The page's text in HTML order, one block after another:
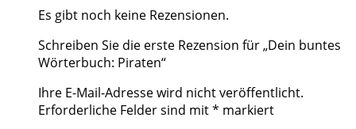
Es gibt noch keine Rezensionen.
Schreiben Sie die erste Rezension für „Dein buntes
Wörterbuch: Piraten“
Ihre E-Mail-Adresse wird nicht veröffentlicht.
Erforderliche Felder sind mit* markiert